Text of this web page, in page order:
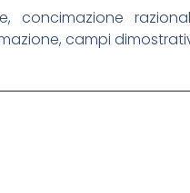
concimazione
campi